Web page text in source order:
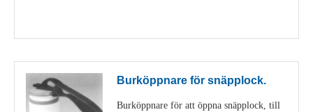
Burköppnare för snäpplock.
Burköppnare för att öppna snäpplock, till